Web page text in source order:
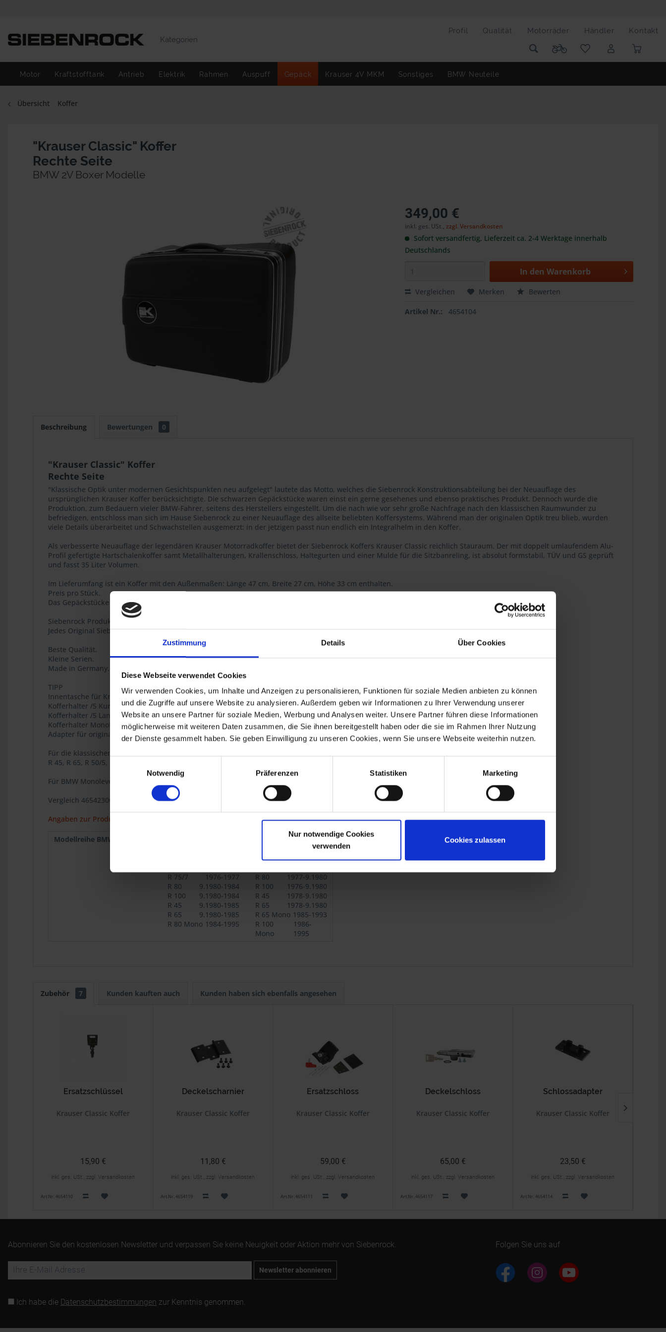
Zustimmung Details Über Cookies
Diese Webseite verwendet Cookies
Wir verwenden Cookies, um Inhalte und Anzeigen zu personalisieren, Funktionen für soziale Medien anbieten zu können
und die Zugriffe auf unsere Website zu analysieren. Außerdem geben wir Informationen zu Ihrer Verwendung unserer
Website an unsere Partner für soziale Medien, Werbung und Analysen weiter. Unsere Partner führen diese Informationen
möglicherweise mit weiteren Daten zusammen, die Sie ihnen bereitgestellt haben oder die sie im Rahmen Ihrer Nutzung
der Dienste gesammelt haben. Sie geben Einwilligung zu unseren Cookies, wenn Sie unsere Webseite weiterhin nutzen.
Notwendig
Präferenzen Statistiken Marketing
Nur notwendige Cookies
verwenden
Cookies zulassen
Kategorien
Profil Qualität Motorräder Händler Kontakt
Motor Kraftstofftank Antrieb Elektrik Rahmen Auspuff Gepäck Krauser 4V MKM Sonstiges BMW Neuteile
Übersicht Koffer
"Krauser Classic" Koffer
Rechte Seite
BMW 2V Boxer Modelle
349,00 €
inkl. ges. USt.,zzgl. Versandkosten
Sofort versandfertig, Lieferzeit ca. 2-4 Werktage innerhalb
Deutschlands
In den Warenkorb
Vergleichen Merken Bewerten
Artikel Nr.: 4654104
Beschreibung Bewertungen 0
"Krauser Classic" Koffer
Rechte Seite
"Klassische Optik unter modernen Gesichtspunkten neu aufgelegt" lautete das Motto, welches die Siebenrock Konstruktionsabteilung bei der Neuauflage des
ursprünglichen Krauser Koffer berücksichtigte. Die schwarzen Gepäckstücke waren einst ein gerne gesehenes und ebenso praktisches Produkt. Dennoch wurde die
Produktion, zum Bedauern vieler BMW-Fahrer, seitens des Herstellers eingestellt. Um die nach wie vor sehr große Nachfrage nach den klassischen Raumwunder zu
befriedigen, entschloss man sich im Hause Siebenrock zu einer Neuauflage des allseite beliebten Koffersystems. Während man der originalen Optik treu blieb, wurden
viele Details überarbeitet und Schwachstellen ausgemerzt: in der jetzigen passt nun endlich ein Integralhelm in den Koffer.
Als verbesserte Neuauflage der legendären Krauser Motorradkoffer bietet der Siebenrock Koffers Krauser Classic reichlich Stauraum. Der mit doppelt umlaufendem Alu-
Profil gefertigte Hartschalenkoffer samt Metallhalterungen, Krallenschloss, Haltegurten und einer Mulde für die Sitzbanreling, ist absolut formstabil, TÜV und GS geprüft
und fasst 35 Liter Volumen.
Im Lieferumfang ist ein Koffer mit den Außenmaßen: Länge 47 cm, Breite 27 cm, Höhe 33 cm enthalten.
Preis pro Stück.
Das Gepäckstücke passt sowohl an die originalen BMW - wie auch an die Siebenrock Kofferhalter.
Siebenrock Produkt
Jedes Original Siebenrock-Produkt trägt dieses Siegel und garantiert Ihnen höchste Qualität, konsequent optimiert bis ins Detail.
Beste Qualität.
Kleine Serien.
Made in Germany.
TIPP
Innentasche für Krauser Classic Art. Nr. 4654101 und 4654102
Kofferhalter /5 Kurzschwinge Modelle Art. Nr. 4660305
Kofferhalter /5 Langschwinge, /6, /7 Modelle Art.Nr. 4660306
Kofferhalter Monolever Modelle Art. Nr. 4660307
Adapter für original BMW Kofferhalter Art. Nr. 4660310.
Für die klassischen BMW Zweiventil Boxer Modelle
R 45, R 65, R 50/5, R 60/5, R 75/5, R 60/6, R 75/6, R 90/6, R 90S, R 60/7, R 75/7, R 80/7, R 100/7, R 100S, R 100RS, R 100RT, R 100CS, R 80RT bis 1984.
Für BMW Monolever Modelle mit geschlossenem Rundrohrträger R 65, R 80, R 80RT, R 100RS, R 100RT.
Vergleich 46542300057
Angaben zur Produktsicherheit
Modellreihe BMW :
1969-1973
1973-1976
R 90/6
1973-1976
R 75/7
1976-1977 R 80
1977-9.1980
R 80
9.1980-1984 R 100
1976-9.1980
R 100
9.1980-1984 R 45
1978-9.1980
R 45
9.1980-1985 R 65
1978-9.1980
R 65
9.1980-1985 R 65 Mono 1985-1993
R 80 Mono 1984-1995
R 100
Mono
1986-
1995
Zubehör 7 Kunden kauften auch Kunden haben sich ebenfalls angesehen
Ersatzschlüssel
Krauser Classic Koffer
15,90 €
inkl. ges. USt., zzgl. Versandkosten
Art.Nr. 4654110
Deckelscharnier
Krauser Classic Koffer
11,80 €
inkl. ges. USt., zzgl. Versandkosten
Art.Nr. 4654119
Ersatzschloss
Krauser Classic Koffer
59,00 €
inkl. ges. USt., zzgl. Versandkosten
Art.Nr. 4654111
Deckelschloss
Krauser Classic Koffer
65,00 €
inkl. ges. USt., zzgl. Versandkosten
Art.Nr. 4654117
Schlossadapter
Krauser Classic Koffer
23,50 €
inkl. ges. USt., zzgl. Versandkosten
Art.Nr. 4654114
Abonnieren Sie den kostenlosen Newsletter und verpassen Sie keine Neuigkeit oder Aktion mehr von Siebenrock.
Newsletter abonnieren
Ich habe die Datenschutzbestimmungen zur Kenntnis genommen.
Folgen Sie uns auf